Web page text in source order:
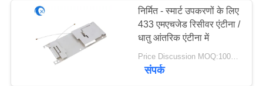
PRIVACY
POLICY
निर्मित - स्मार्ट उपकरणों के लिए
433 एमएचजेड रिसीवर एंटीना /
धातु आंतरिक एंटीना में
Price Discussion MOQ:100PCS
संपर्क